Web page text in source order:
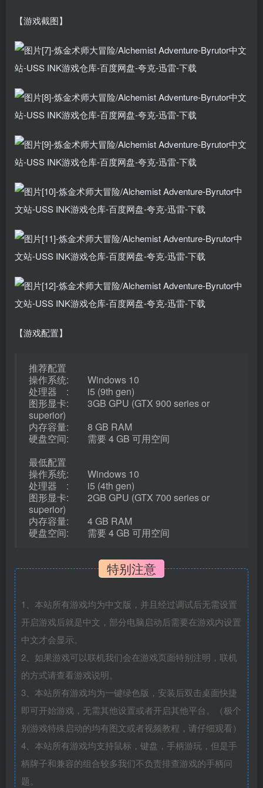
【游戏截图】
【游戏配置】
推荐配置
操作系统: Windows 10
处理器 : i5 (9th gen)
图形显卡: 3GB GPU (GTX 900 series or
superior)
内存容量: 8 GB RAM
硬盘空间: 需要 4 GB 可用空间
最低配置
操作系统: Windows 10
处理器 : i5 (4th gen)
图形显卡: 2GB GPU (GTX 700 series or
superior)
内存容量: 4 GB RAM
硬盘空间: 需要 4 GB 可用空间
特别注意
1、本站所有游戏均为中文版，并且经过调试后无需设置
开启游戏后就是中文，部分电脑启动后需要在游戏内设置
中文才会显示。
2、如果游戏可以联机我们会在游戏页面特别注明，联机
的方式请查看游戏说明。
3、本站所有游戏均为一键绿色版，安装后双击桌面快捷
即可开始游戏，无需其他设置或者开启其他平台。（极个
别游戏特殊启动的均有图文或者视频教程，请仔细观看）
4、本站所有游戏均支持鼠标，键盘，手柄游玩，但是手
柄牌子和兼容的组合较多我们不负责排查游戏的手柄问
题。